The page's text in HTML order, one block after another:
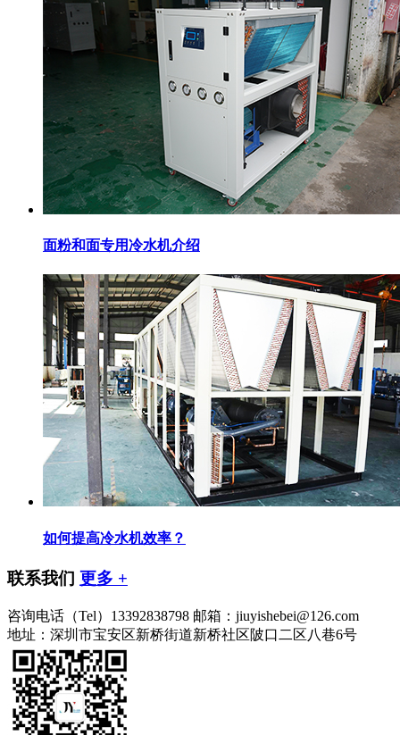
面粉和面专用冷水机介绍
如何提高冷水机效率？
联系我们 更多 +
咨询电话（Tel） 13392838798 邮箱：jiuyishebei@126.com
地址：深圳市宝安区新桥街道新桥社区陂口二区八巷6号